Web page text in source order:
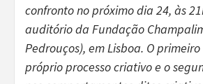
confronto no próximo dia 24, às
auditório da Fundação
Pedrouços), em Lisboa. O
próprio processo criativo e o